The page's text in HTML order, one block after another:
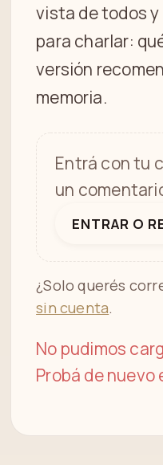
vista de todos y
para charlar:
versión
memoria.
Entrá con tu
un
ENTRAR O
¿Solo querés
sin cuenta.
No pudimos
Probá de nuevo